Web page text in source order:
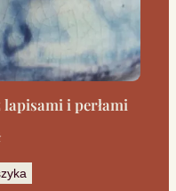
lapisami i perłami